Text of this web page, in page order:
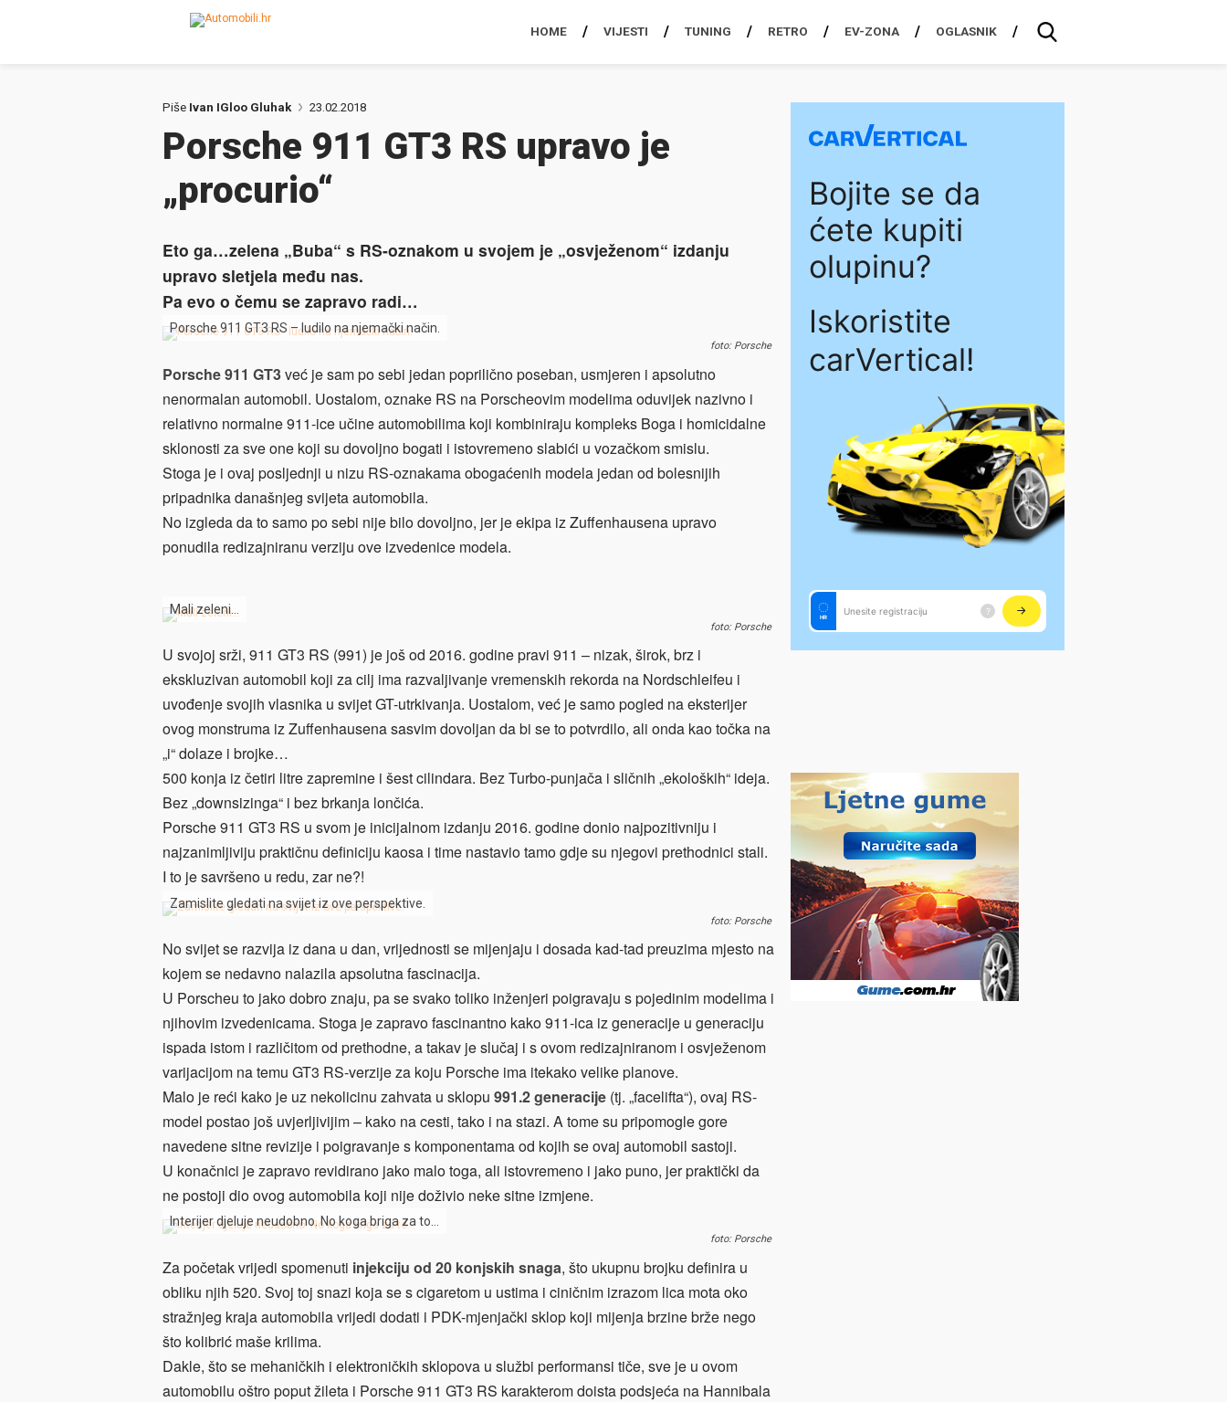
HOME VIJESTI TUNING RETRO EV-ZONA OGLASNIK
Piše Ivan IGloo Gluhak 23.02.2018
Porsche 911 GT3 RS upravo je
„procurio“
Eto ga…zelena „Buba“ s RS-oznakom u svojem je „osvježenom“ izdanju
upravo sletjela među nas.
Pa evo o čemu se zapravo radi…
Porsche 911 GT3 RS – ludilo na njemački način.
foto: Porsche
Porsche 911 GT3već je sam po sebi jedan poprilično poseban, usmjeren i apsolutno
nenormalan automobil. Uostalom, oznake RS na Porscheovim modelima oduvijek nazivno i
relativno normalne 911-ice učine automobilima koji kombiniraju kompleks Boga i homicidalne
sklonosti za sve one koji su dovoljno bogati i istovremeno slabići u vozačkom smislu.
Stoga je i ovaj posljednji u nizu RS-oznakama obogaćenih modela jedan od bolesnijih
pripadnika današnjeg svijeta automobila.
No izgleda da to samo po sebi nije bilo dovoljno, jer je ekipa iz Zuffenhausena upravo
ponudila redizajniranu verziju ove izvedenice modela.
Mali zeleni…
foto: Porsche
U svojoj srži, 911 GT3 RS (991) je još od 2016. godine pravi 911 – nizak, širok, brz i
ekskluzivan automobil koji za cilj ima razvaljivanje vremenskih rekorda na Nordschleifeu i
uvođenje svojih vlasnika u svijet GT-utrkivanja. Uostalom, već je samo pogled na eksterijer
ovog monstruma iz Zuffenhausena sasvim dovoljan da bi se to potvrdilo, ali onda kao točka na
„i“ dolaze i brojke…
500 konja iz četiri litre zapremine i šest cilindara. Bez Turbo-punjača i sličnih „ekoloških“ ideja.
Bez „downsizinga“ i bez brkanja lončića.
Porsche 911 GT3 RS u svom je inicijalnom izdanju 2016. godine donio najpozitivniju i
najzanimljiviju praktičnu definiciju kaosa i time nastavio tamo gdje su njegovi prethodnici stali.
I to je savršeno u redu, zar ne?!
Zamislite gledati na svijet iz ove perspektive.
foto: Porsche
No svijet se razvija iz dana u dan, vrijednosti se mijenjaju i dosada kad-tad preuzima mjesto na
kojem se nedavno nalazila apsolutna fascinacija.
U Porscheu to jako dobro znaju, pa se svako toliko inženjeri poigravaju s pojedinim modelima i
njihovim izvedenicama. Stoga je zapravo fascinantno kako 911-ica iz generacije u generaciju
ispada istom i različitom od prethodne, a takav je slučaj i s ovom redizajniranom i osvježenom
varijacijom na temu GT3 RS-verzije za koju Porsche ima itekako velike planove.
Malo je reći kako je uz nekolicinu zahvata u sklopu 991.2 generacije (tj. „facelifta“), ovaj RS-
model postao još uvjerljivijim – kako na cesti, tako i na stazi. A tome su pripomogle gore
navedene sitne revizije i poigravanje s komponentama od kojih se ovaj automobil sastoji.
U konačnici je zapravo revidirano jako malo toga, ali istovremeno i jako puno, jer praktički da
ne postoji dio ovog automobila koji nije doživio neke sitne izmjene.
Interijer djeluje neudobno. No koga briga za to…
foto: Porsche
Za početak vrijedi spomenuti injekciju od 20 konjskih snaga, što ukupnu brojku definira u
obliku njih 520. Svoj toj snazi koja se s cigaretom u ustima i ciničnim izrazom lica mota oko
stražnjeg kraja automobila vrijedi dodati i PDK-mjenjački sklop koji mijenja brzine brže nego
što kolibrić maše krilima.
Dakle, što se mehaničkih i elektroničkih sklopova u službi performansi tiče, sve je u ovom
automobilu oštro poput žileta i Porsche 911 GT3 RS karakterom doista podsjeća na Hannibala